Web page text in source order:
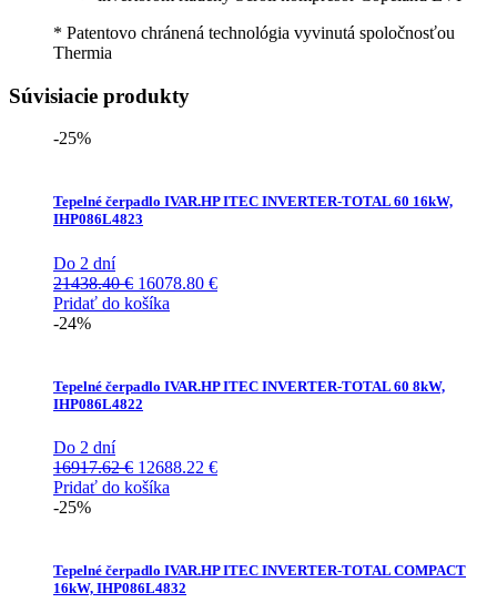
* Patentovo chránená technológia vyvinutá spoločnosťou
Thermia
Súvisiacie produkty
-25%
Tepelné čerpadlo IVAR.HP ITEC INVERTER-TOTAL 60 16kW,
IHP086L4823
Do 2 dní
21438.40€ Pôvodná
cena
16078.80 €Aktuálna
Pridať do košíka
-24%
Tepelné čerpadlo IVAR.HP ITEC INVERTER-TOTAL 60 8kW,
IHP086L4822
Do 2 dní
16917.62€ Pôvodná
cena
12688.22 €Aktuálna
Pridať do košíka
-25%
Tepelné čerpadlo IVAR.HP ITEC INVERTER-TOTAL COMPACT
16kW, IHP086L4832